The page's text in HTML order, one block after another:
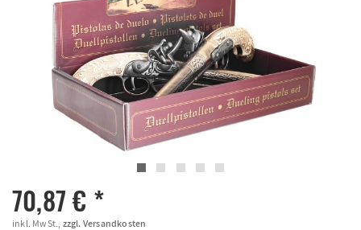
70,87 € *
inkl. MwSt., zzgl. Versandkosten